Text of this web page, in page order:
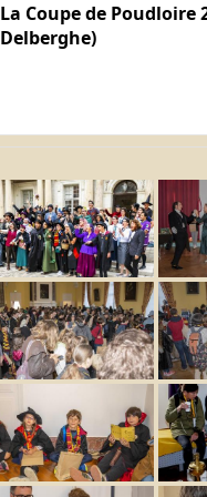
La Coupe de Poudloire
Delberghe)